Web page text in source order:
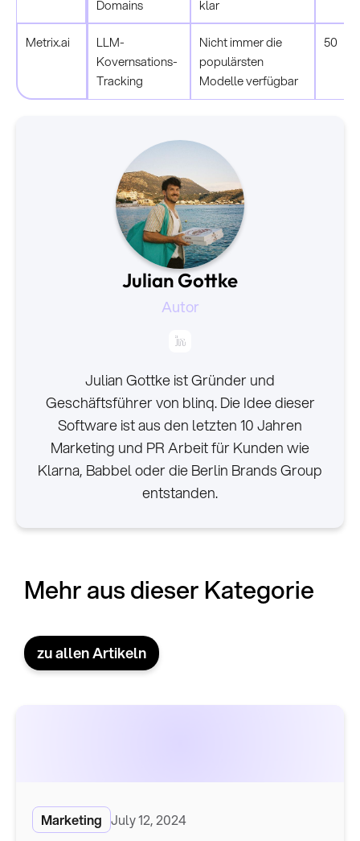
Domains
klar
Metrix.ai
LLM-
Kovernsations-
Tracking
Nicht immer die
populärsten
Modelle verfügbar
50
Julian Gottke
Autor
Julian Gottke ist Gründer und
Geschäftsführer von blinq. Die Idee dieser
Software ist aus den letzten 10 Jahren
Marketing und PR Arbeit für Kunden wie
Klarna, Babbel oder die Berlin Brands Group
entstanden.
Mehr aus dieser Kategorie
zu allen Artikeln
Marketing July 12, 2024